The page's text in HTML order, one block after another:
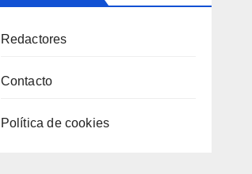
Redactores
Contacto
Política de cookies